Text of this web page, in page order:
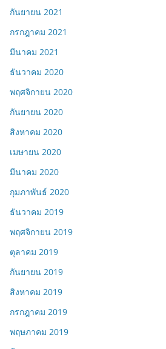
กันยายน 2021
กรกฎาคม 2021
มีนาคม 2021
ธันวาคม 2020
พฤศจิกายน 2020
กันยายน 2020
สิงหาคม 2020
เมษายน 2020
มีนาคม 2020
กุมภาพันธ์ 2020
ธันวาคม 2019
พฤศจิกายน 2019
ตุลาคม 2019
กันยายน 2019
สิงหาคม 2019
กรกฎาคม 2019
พฤษภาคม 2019